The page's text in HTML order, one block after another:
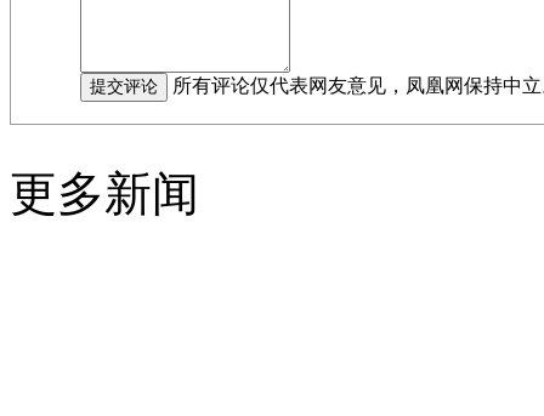
所有评论仅代表网友意见，凤凰网保持中
更多新闻